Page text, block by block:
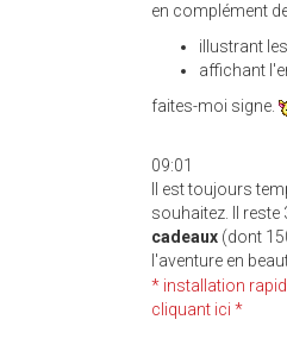
en complément
illustrant
affichant
faites-moi signe.
09:01
Il est toujours
souhaitez. Il reste
cadeaux (dont
l'aventure en
* installation
cliquant ici *